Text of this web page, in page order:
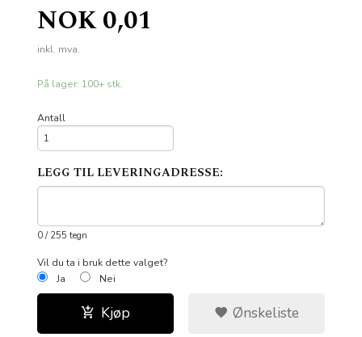
Pris
NOK0,01
inkl. mva.
På lager: 100+ stk.
Antall
LEGG TIL LEVERINGADRESSE:
0 / 255 tegn
Vil du ta i bruk dette valget?
Ja
Nei
Kjøp Ønskeliste